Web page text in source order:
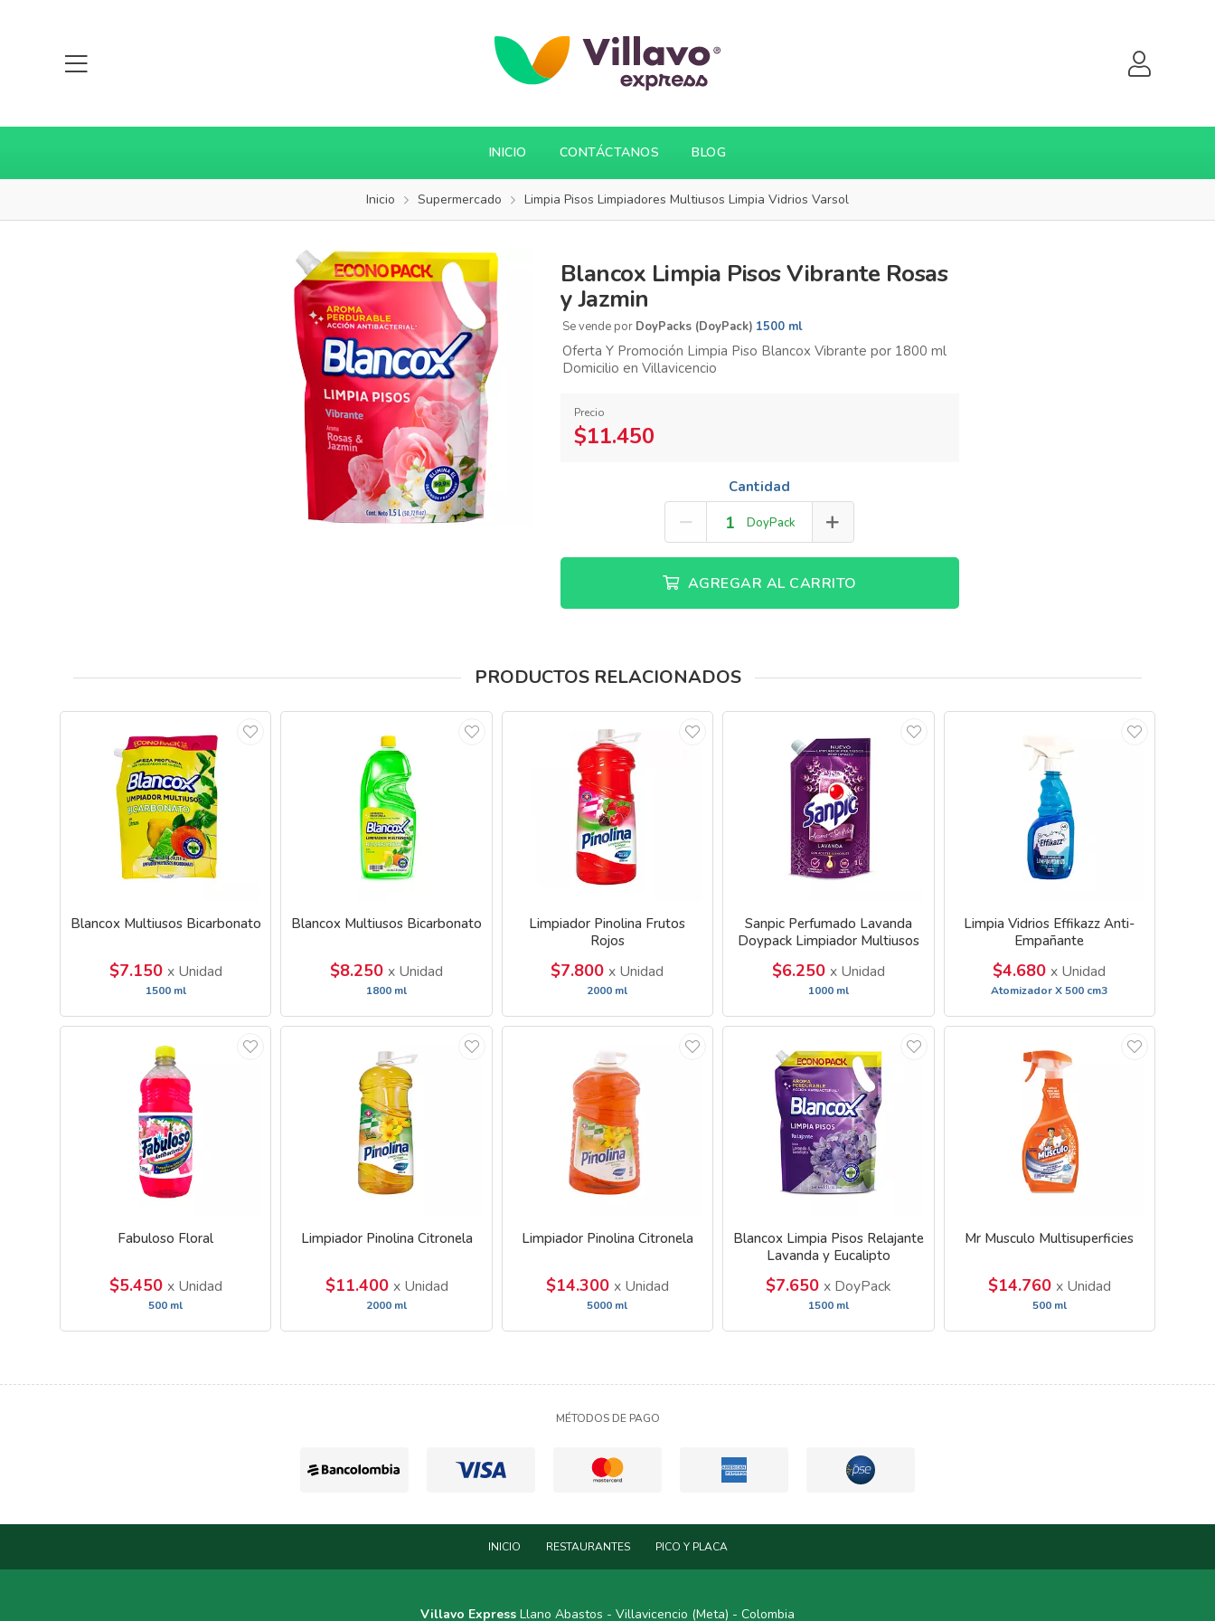
INICIO CONTÁCTANOS BLOG
Inicio Supermercado Limpia Pisos Limpiadores Multiusos Limpia Vidrios Varsol
Blancox Limpia Pisos Vibrante Rosas
y Jazmin
Se vende por DoyPacks (DoyPack) 1500 ml
Oferta Y Promoción Limpia Piso Blancox Vibrante por 1800 ml
Domicilio en Villavicencio
Precio
$11.450
Cantidad
DoyPack
AGREGAR AL CARRITO
PRODUCTOS RELACIONADOS
Blancox Multiusos Bicarbonato
$7.150 x Unidad
1500 ml
Blancox Multiusos Bicarbonato
$8.250x Unidad
1800 ml
Limpiador Pinolina Frutos
Rojos
$7.800x Unidad
2000 ml
Sanpic Perfumado Lavanda
Doypack Limpiador Multiusos
$6.250 x Unidad
1000 ml
Limpia Vidrios Effikazz Anti-
Empañante
$4.680x Unidad
Atomizador X 500 cm3
Fabuloso Floral
$5.450 x Unidad
500 ml
Limpiador Pinolina Citronela
$11.400 x Unidad
2000 ml
Limpiador Pinolina Citronela
$14.300 x Unidad
5000 ml
Blancox Limpia Pisos Relajante
Lavanda y Eucalipto
$7.650x DoyPack
1500 ml
Mr Musculo Multisuperficies
$14.760 x Unidad
500 ml
MÉTODOS DE PAGO
INICIO RESTAURANTES PICO Y PLACA
Villavo Express Llano Abastos - Villavicencio (Meta) - Colombia